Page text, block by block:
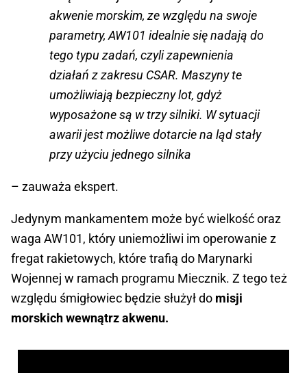
akwenie morskim, ze względu na swoje
parametry, AW101 idealnie się nadają do
tego typu zadań, czyli zapewnienia
działań z zakresu CSAR. Maszyny te
umożliwiają bezpieczny lot, gdyż
wyposażone są w trzy silniki. W sytuacji
awarii jest możliwe dotarcie na ląd stały
przy użyciu jednego silnika
– zauważa ekspert.
Jedynym mankamentem może być wielkość oraz
waga AW101, który uniemożliwi im operowanie z
fregat rakietowych, które trafią do Marynarki
Wojennej w ramach programu Miecznik. Z tego też
względu śmigłowiec będzie służył do misji
morskich wewnątrz akwenu.